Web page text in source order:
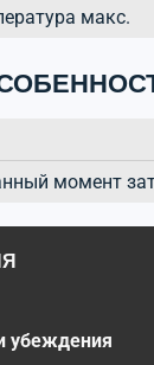
макс.
момент
убеждения